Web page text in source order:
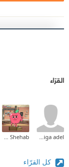
القرّاء
كل القرّاء